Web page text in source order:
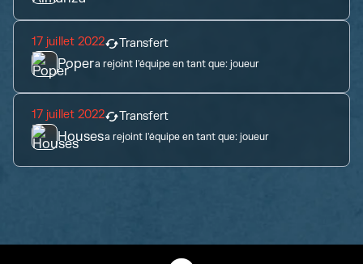
17 juillet 2022 Transfert
Popera rejoint l'équipe en tant que:joueur
17 juillet 2022 Transfert
Housesa rejoint l'équipe en tant que:joueur